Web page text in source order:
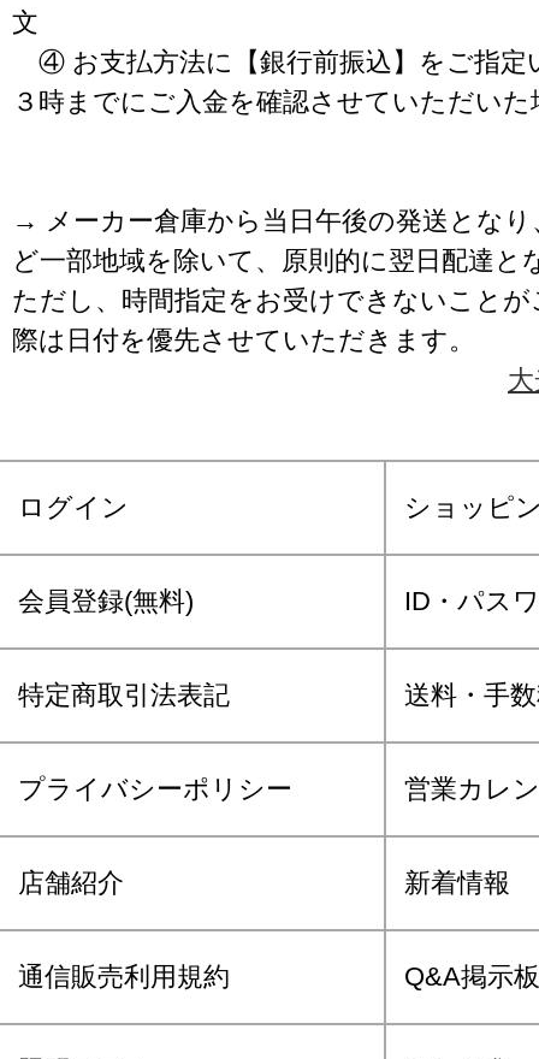
文
④ お支払方法に【銀行前振込】をご指定
３時までにご入金を確認させていただいた
→ メーカー倉庫から当日午後の発送となり
ど一部地域を除いて、原則的に翌日配達と
ただし、時間指定をお受けできないこと
際は日付を優先させていただきます。
ログイン ショッピ
会員登録(無料) ID・パス
特定商取引法表記 送料・手
プライバシーポリシー 営業カレ
店舗紹介 新着情報
通信販売利用規約 Q&A掲示板